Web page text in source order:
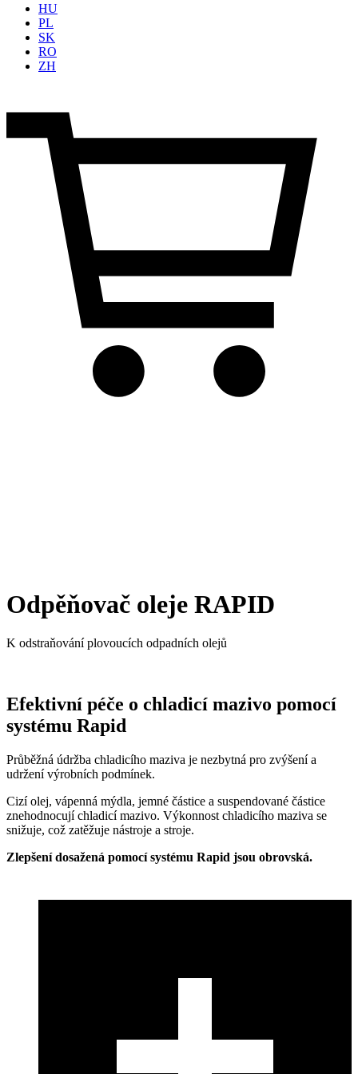
HU
PL
SK
RO
ZH
Odpěňovač oleje RAPID
K odstraňování plovoucích odpadních olejů
Efektivní péče o chladicí mazivo pomocí
systému Rapid
Průběžná údržba chladicího maziva je nezbytná pro zvýšení a
udržení výrobních podmínek.
Cizí olej, vápenná mýdla, jemné částice a suspendované částice
znehodnocují chladicí mazivo. Výkonnost chladicího maziva se
snižuje, což zatěžuje nástroje a stroje.
Zlepšení dosažená pomocí systému Rapid jsou obrovská.